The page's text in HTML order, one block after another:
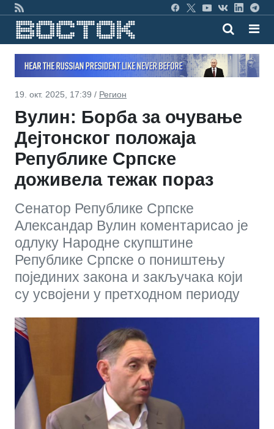
19. окт. 2025, 17:39 / Регион
Вулин: Борба за очување
Дејтонског положаја
Републике Српске
доживела тежак пораз
Сенатор Републике Српске
Александар Вулин коментарисао је
одлуку Народне скупштине
Републике Српске о поништењу
појединих закона и закључака који
су усвојени у претходном периоду